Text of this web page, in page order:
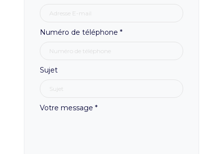
Numéro de téléphone *
Sujet
Votre message *